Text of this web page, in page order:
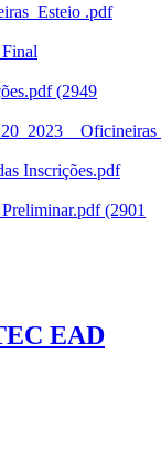
.pdf
(2949
Inscrições.pdf
(2901
EAD